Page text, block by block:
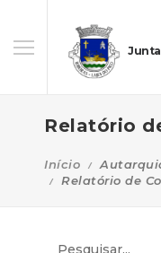
Relatório
Início
Relatório de